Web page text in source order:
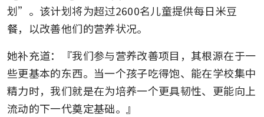
划”。该计划将为超过2600名儿童提供每日米豆
餐，以改善他们的营养状况。
她补充道：『我们参与营养改善项目，其根源在于一
些更基本的东西。当一个孩子吃得饱、能在学校集中
精力时，我们就是在为培养一个更具韧性、更能向上
流动的下一代奠定基础。』